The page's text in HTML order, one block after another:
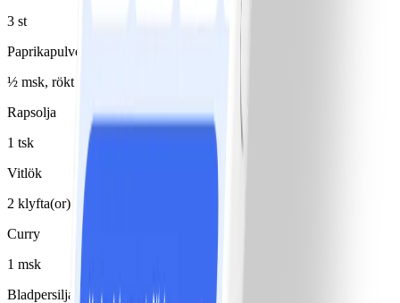
3 st
Paprikapulver
½ msk, rökt
Rapsolja
1 tsk
Vitlök
2 klyfta(or)
Curry
1 msk
Bladpersilja